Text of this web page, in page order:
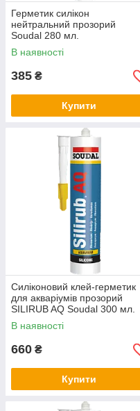
Герметик силікон
нейтральний прозорий
Soudal 280 мл.
В наявності
385 ₴
Купити
Силіконовий клей-герметик
для акваріумів прозорий
SILIRUB AQ Soudal 300 мл.
В наявності
660 ₴
Купити